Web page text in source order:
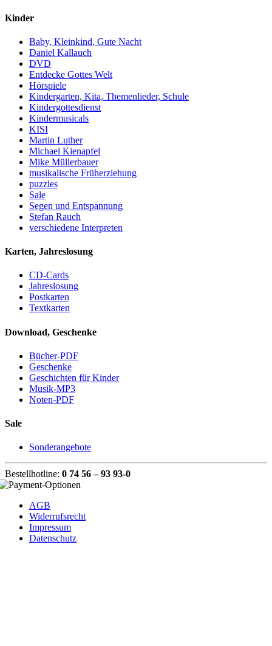
Kinder
Baby, Kleinkind, Gute Nacht
Daniel Kallauch
DVD
Entdecke Gottes Welt
Hörspiele
Kindergarten, Kita, Themenlieder, Schule
Kindergottesdienst
Kindermusicals
KISI
Martin Luther
Michael Kienapfel
Mike Müllerbauer
musikalische Früherziehung
puzzles
Sale
Segen und Entspannung
Stefan Rauch
verschiedene Interpreten
Karten, Jahreslosung
CD-Cards
Jahreslosung
Postkarten
Textkarten
Download, Geschenke
Bücher-PDF
Geschenke
Geschichten für Kinder
Musik-MP3
Noten-PDF
Sale
Sonderangebote
Bestellhotline: 0 74 56 – 93 93-0
AGB
Widerrufsrecht
Impressum
Datenschutz